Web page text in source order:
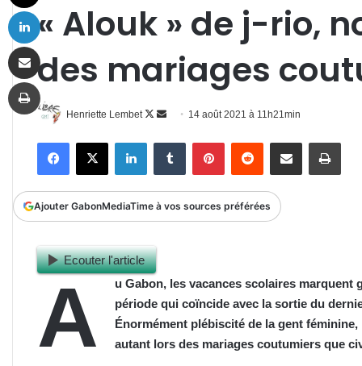
« Alouk » de j-rio,
des mariages
Henriette Lembet
Follow
Envoyer
courriel
14 août 2021 à 11h21min
FacebookX LinkedinTumblr PinterestReddit Partager par email
Ajouter GabonMediaTime à vos sources préférées
Ecouter l'article
A
u Gabon, les vacances scolaires marquent
période qui coïncide avec la sortie du
Énormément plébiscité de la gent
autant lors des mariages coutumiers que
Linkedin
Imprimer